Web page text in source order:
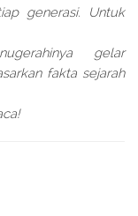
generasi. Untuk
gelar
fakta sejarah